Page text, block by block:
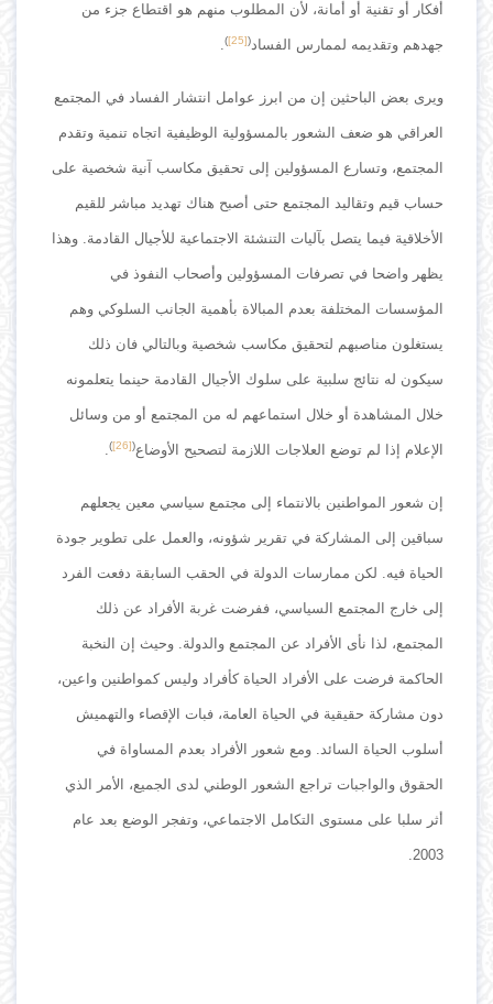
أفكار أو تقنية أو أمانة، لأن المطلوب منهم هو اقتطاع جزء من
جهدهم وتقديمه لممارس الفساد(
[25]
)
.
ويرى بعض الباحثين إن من ابرز عوامل انتشار الفساد في المجتمع
العراقي هو ضعف الشعور بالمسؤولية الوظيفية اتجاه تنمية وتقدم
المجتمع، وتسارع المسؤولين إلى تحقيق مكاسب آنية شخصية على
حساب قيم وتقاليد المجتمع حتى أصبح هناك تهديد مباشر للقيم
الأخلاقية فيما يتصل بآليات التنشئة الاجتماعية للأجيال القادمة. وهذا
يظهر واضحا في تصرفات المسؤولين وأصحاب النفوذ في
المؤسسات المختلفة بعدم المبالاة بأهمية الجانب السلوكي وهم
يستغلون مناصبهم لتحقيق مكاسب شخصية وبالتالي فان ذلك
سيكون له نتائج سلبية على سلوك الأجيال القادمة حينما يتعلمونه
خلال المشاهدة أو خلال استماعهم له من المجتمع أو من وسائل
الإعلام إذا لم توضع العلاجات اللازمة لتصحيح الأوضاع(
[26]
)
.
إن شعور المواطنين بالانتماء إلى مجتمع سياسي معين يجعلهم
سباقين إلى المشاركة في تقرير شؤونه، والعمل على تطوير جودة
الحياة فيه. لكن ممارسات الدولة في الحقب السابقة دفعت الفرد
إلى خارج المجتمع السياسي، ففرضت غربة الأفراد عن ذلك
المجتمع، لذا نأى الأفراد عن المجتمع والدولة. وحيث إن النخبة
الحاكمة فرضت على الأفراد الحياة كأفراد وليس كمواطنين واعين،
دون مشاركة حقيقية في الحياة العامة، فبات الإقصاء والتهميش
أسلوب الحياة السائد. ومع شعور الأفراد بعدم المساواة في
الحقوق والواجبات تراجع الشعور الوطني لدى الجميع، الأمر الذي
أثر سلبا على مستوى التكامل الاجتماعي، وتفجر الوضع بعد عام
2003.